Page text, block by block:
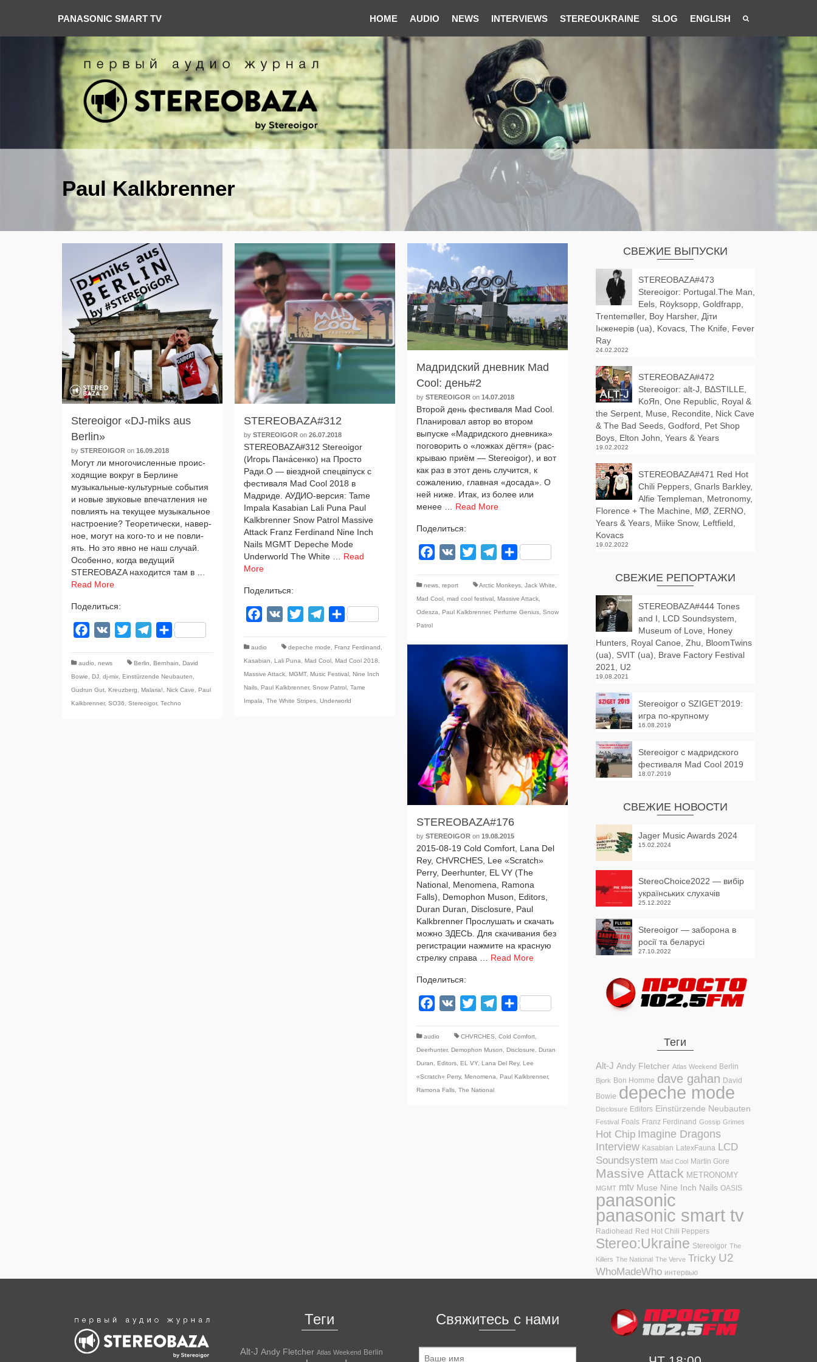
PANASONIC SMART TV HOME AUDIO NEWS INTERVIEWS STEREOUKRAINE SLOG ENGLISH
Paul Kalkbrenner
Stereoigor «DJ-miks aus
Berlin»
by STEREOIGOR on 16.09.2018
Могут ли мно­го­чис­лен­ные про­ис­
хо­дя­щие вокруг в Берлине
музыкальные-культурные собы­тия
и новые зву­ко­вые впе­чат­ле­ния не
повли­ять на теку­щее музы­каль­ное
настро­е­ние? Теоретически, навер­
ное, могут на кого-то и не повли­
ять. Но это явно не наш слу­чай.
Особенно, когда веду­щий
STEREOBAZA нахо­дит­ся там в …
Read More
Поделиться:
Facebook
VK Twitter TelegramОтправить
audio news Berlin Bernhain
David
Bowie
DJ dj-mix Einstürzende Neubauten
Gudrun Gut Kreuzberg Malaria! Nick Cave
Paul
Kalkbrenner, SO36 Stereoigor, Techno
STEREOBAZA#312
bySTEREOIGOR on26.07.2018
STEREOBAZA#312 Stereoigor
(Игорь Пана́сенко) на Просто
Ради.О — віезд­ной спе­цві­пуск с
фести­ва­ля Mad Cool 2018 в
Мадриде. АУДИО-версия: Tame
Impala Kasabian Lali Puna Paul
Kalkbrenner Snow Patrol Massive
Attack Franz Ferdinand Nine Inch
Nails MGMT Depeche Mode
Underworld The White … Read
More
Поделиться:
Facebook
VK TwitterTelegramОтправить
audio depeche mode ,Franz Ferdinand
Kasabian
,Lali Puna ,Mad Cool ,Mad Cool 2018
Massive Attack ,MGMT,Music Festival ,Nine Inch
Nails ,Paul Kalkbrenner,Snow Patrol ,Tame
Impala
,The White Stripes ,Underworld
Мадридский дневник Mad
Cool: день#2
bySTEREOIGOR on14.07.2018
Второй день фести­ва­ля Mad Cool.
Планировал автор во вто­ром
выпус­ке «Мадридского днев­ни­ка»
пого­во­рить о «лож­ках дёг­тя» (рас­
кры­ваю при­ём — Stereoigor), и вот
как раз в этот день слу­чит­ся, к
сожа­ле­нию, глав­ная «доса­да». О
ней ниже. Итак, из более или
менее … Read More
Поделиться:
Facebook
VK TwitterTelegramОтправить
news ,report Arctic Monkeys ,Jack White
Mad Cool ,mad cool festival ,Massive Attack
Odesza
,Paul Kalkbrenner,Perfume Genius ,Snow
Patrol
STEREOBAZA#176
bySTEREOIGOR on19.08.2015
2015-08-19 Cold Comfort, Lana Del
Rey, CHVRCHES, Lee «Scratch»
Perry, Deerhunter, EL VY (The
National, Menomena, Ramona
Falls), Demophon Muson, Editors,
Duran Duran, Disclosure, Paul
Kalkbrenner Прослушать и ска­чать
мож­но ЗДЕСЬ. Для ска­чи­ва­ния без
реги­стра­ции нажми­те на крас­ную
стрел­ку спра­ва … Read More
Поделиться:
Facebook
VK TwitterTelegramОтправить
audio CHVRCHES ,Cold Comfort
Deerhunter,Demophon Muson ,Disclosure ,Duran
Duran
,Editors ,EL VY ,Lana Del Rey,Lee
«Scratch» Perry,Menomena ,Paul Kalkbrenner,
Ramona Falls ,The National
СВЕЖИЕ ВЫПУСКИ
STEREOBAZA#473
Stereoigor: Portugal.The Man,
Eels, Röyksopp, Goldfrapp,
Trentemøller, Boy Harsher, Діти
Інженерів (ua), Kovacs, The Knife, Fever
Ray
24.02.2022
STEREOBAZA#472
Stereoigor: alt‑J, BΔSTILLE,
KoЯn, One Republic, Royal &
the Serpent, Muse, Recondite, Nick Cave
& The Bad Seeds, Godford, Pet Shop
Boys, Elton John, Years & Years
19.02.2022
STEREOBAZA#471 Red Hot
Chili Peppers, Gnarls Barkley,
Alfie Templeman, Metronomy,
Florence + The Machine, MØ, ZERNO,
Years & Years, Miike Snow, Leftfield,
Kovacs
19.02.2022
СВЕЖИЕ РЕПОРТАЖИ
STEREOBAZA#444 Tones
and I, LCD Soundsystem,
Museum of Love, Honey
Hunters, Royal Canoe, Zhu, BloomTwins
(ua), SVIT (ua), Brave Factory Festival
2021, U2
19.08.2021
Stereoigor о SZIGET’2019:
игра по-крупному
16.08.2019
Stereoigor с мадридского
фестиваля Mad Cool 2019
18.07.2019
СВЕЖИЕ НОВОСТИ
Jager Music Awards 2024
15.02.2024
StereoChoice2022 — вибір
українських слухачів
25.12.2022
Stereoigor — заборона в
росії та беларусі
27.10.2022
Теги
Alt-J Andy Fletcher Atlas Weekend Berlin
Bjork Bon Homme dave gahan David
Bowie depeche mode
Disclosure Editors Einstürzende Neubauten
Festival Foals Franz Ferdinand Gossip Grimes
Hot Chip Imagine Dragons
Interview Kasabian LatexFauna LCD
Soundsystem Mad Cool Martin Gore
Massive Attack METRONOMY
MGMT mtv Muse Nine Inch Nails OASIS
panasonic
panasonic smart tv
Radiohead Red Hot Chili Peppers
Stereo:Ukraine Stereoigor The
Killers The National The Verve Tricky U2
WhoMadeWho интервью
Теги
Alt-J Andy Fletcher Atlas Weekend Berlin
Свяжитесь с нами